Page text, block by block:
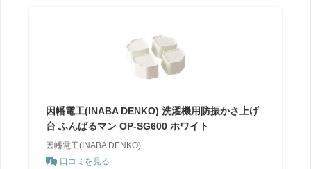
因幡電工(INABA DENKO) 洗濯機用防振かさ上げ
台 ふんばるマン OP-SG600 ホワイト
因幡電工(INABA DENKO)
口コミを見る